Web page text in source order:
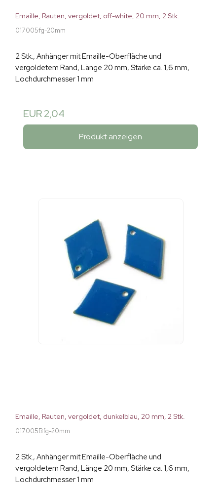
Emaille, Rauten, vergoldet, off-white, 20 mm, 2 Stk.
017005fg-20mm
2 Stk., Anhänger mit Emaille-Oberfläche und
vergoldetem Rand, Länge 20 mm, Stärke ca. 1,6 mm,
Lochdurchmesser 1 mm
EUR 2,04
Produkt anzeigen
Emaille, Rauten, vergoldet, dunkelblau, 20 mm, 2 Stk.
017005Bfg-20mm
2 Stk., Anhänger mit Emaille-Oberfläche und
vergoldetem Rand, Länge 20 mm, Stärke ca. 1,6 mm,
Lochdurchmesser 1 mm